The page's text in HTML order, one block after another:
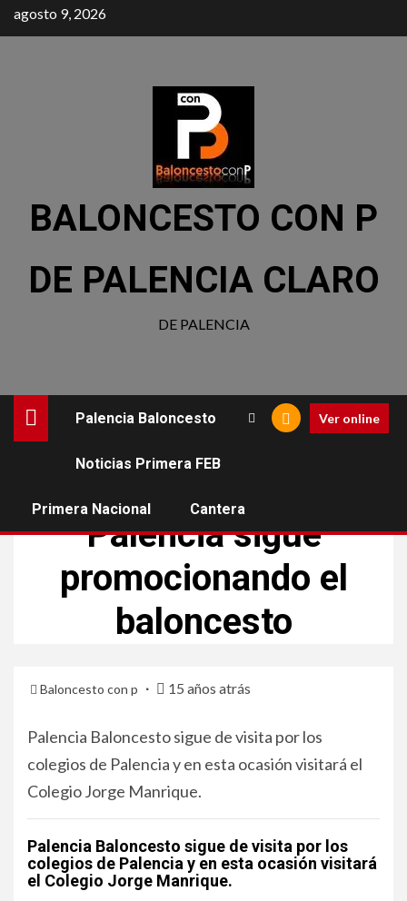
agosto 9, 2026
BALONCESTO CON P
DE PALENCIA CLARO
DE PALENCIA
Palencia Baloncesto
Noticias Primera FEB
Primera Nacional Cantera
Ver online
Palencia sigue
promocionando el
baloncesto
Baloncesto con p 15 años atrás
Palencia Baloncesto sigue de visita por los
colegios de Palencia y en esta ocasión visitará el
Colegio Jorge Manrique.
Palencia Baloncesto sigue de visita por los
colegios de Palencia y en esta ocasión visitará
el Colegio Jorge Manrique.